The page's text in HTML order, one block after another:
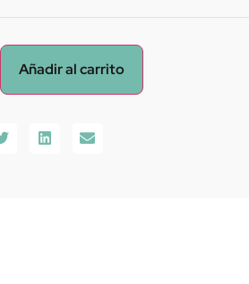
Añadir al carrito